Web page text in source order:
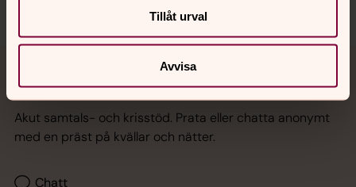
Tillåt urval
Avvisa
Jourhavande präst
Akut samtals- och krisstöd. Prata eller chatta anonymt
med en präst på kvällar och nätter.
Chatt